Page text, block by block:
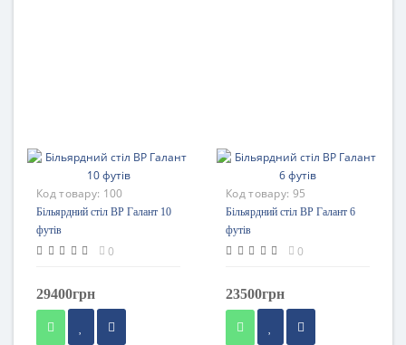
Код товару: 100
Більярдний стіл BP Галант 10
футів
0
29400грн
Код товару: 95
Більярдний стіл BP Галант 6
футів
0
23500грн